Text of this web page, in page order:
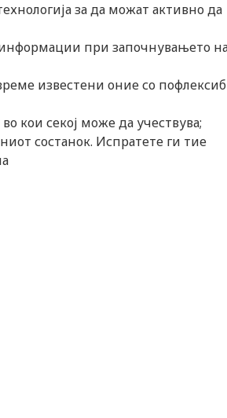
за да можат активно да
информации при започнувањето
известени оние со
кои секој може да учествува;
состанок. Испратете ги тие